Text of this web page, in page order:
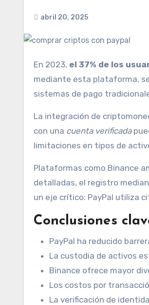
abril 20, 2025
En 2023, el 37% de los
mediante esta plataforma,
sistemas de pago
La integración de
con una cuenta verificada
limitaciones en tipos de
Plataformas como Binance
detalladas, el registro
un eje crítico: PayPal utiliza
Conclusiones
PayPal ha reducido
La custodia de activos
Binance ofrece mayor
Los costos por
La verificación de